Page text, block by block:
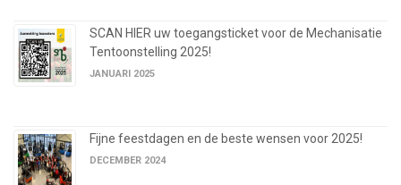
SCAN HIER uw toegangsticket voor de Mechanisatie
Tentoonstelling 2025!
JANUARI 2025
Fijne feestdagen en de beste wensen voor 2025!
DECEMBER 2024